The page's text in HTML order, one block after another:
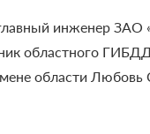
инженер
областного
области